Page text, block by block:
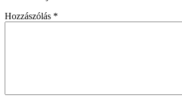
Hozzászólás *